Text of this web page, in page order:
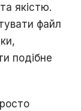
якістю.
файл
подібне